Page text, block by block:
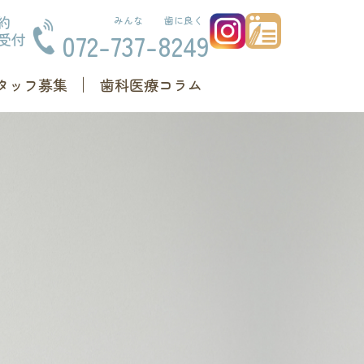
付
072-737
みんな
-8249
歯に良く
ッフ募集 歯科医療コラム